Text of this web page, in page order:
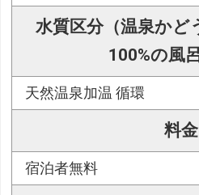
水質区分（温泉かど
100%の風
天然温泉加温 循環
料金
宿泊者無料